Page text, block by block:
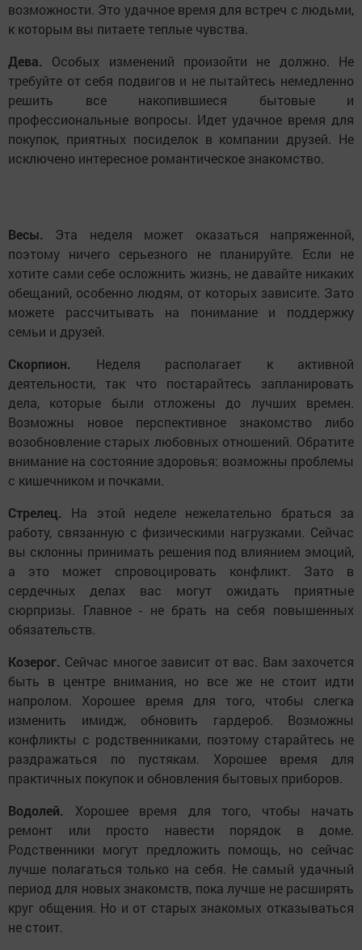
возможности. Это удачное время для встреч с людьми,
к которым вы питаете теплые чувства.
Дева. Особых изменений произойти не должно. Не
требуйте от себя подвигов и не пытайтесь немедленно
решить все накопившиеся бытовые и
профессиональные вопросы. Идет удачное время для
покупок, приятных посиделок в компании друзей. Не
исключено интересное романтическое знакомство.
Весы. Эта неделя может оказаться напряженной,
поэтому ничего серьезного не планируйте. Если не
хотите сами себе осложнить жизнь, не давайте никаких
обещаний, особенно людям, от которых зависите. Зато
можете рассчитывать на понимание и поддержку
семьи и друзей.
Скорпион. Неделя располагает к активной
деятельности, так что постарайтесь запланировать
дела, которые были отложены до лучших времен.
Возможны новое перспективное знакомство либо
возобновление старых любовных отношений. Обратите
внимание на состояние здоровья: возможны проблемы
с кишечником и почками.
Стрелец. На этой неделе нежелательно браться за
работу, связанную с физическими нагрузками. Сейчас
вы склонны принимать решения под влиянием эмоций,
а это может спровоцировать конфликт. Зато в
сердечных делах вас могут ожидать приятные
сюрпризы. Главное - не брать на себя повышенных
обязательств.
Козерог. Сейчас многое зависит от вас. Вам захочется
быть в центре внимания, но все же не стоит идти
напролом. Хорошее время для того, чтобы слегка
изменить имидж, обновить гардероб. Возможны
конфликты с родственниками, поэтому старайтесь не
раздражаться по пустякам. Хорошее время для
практичных покупок и обновления бытовых приборов.
Водолей. Хорошее время для того, чтобы начать
ремонт или просто навести порядок в доме.
Родственники могут предложить помощь, но сейчас
лучше полагаться только на себя. Не самый удачный
период для новых знакомств, пока лучше не расширять
круг общения. Но и от старых знакомых отказываться
не стоит.